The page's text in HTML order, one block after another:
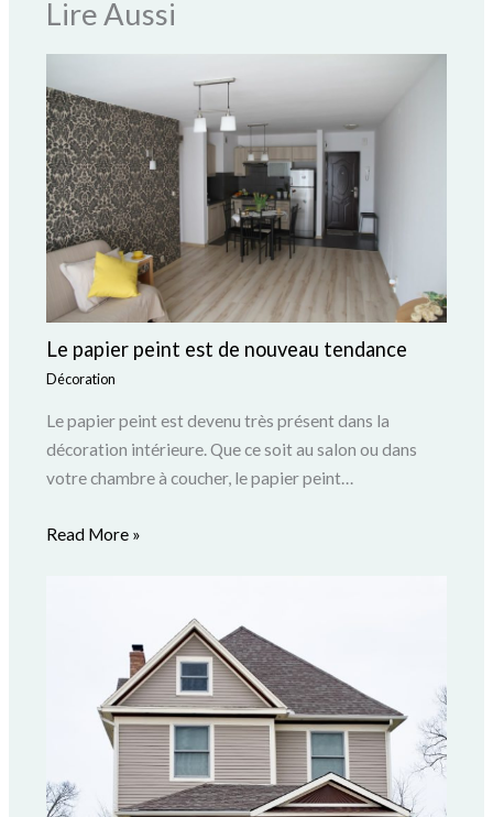
Lire Aussi
Le papier peint est de nouveau tendance
Décoration
Le papier peint est devenu très présent dans la
décoration intérieure. Que ce soit au salon ou dans
votre chambre à coucher, le papier peint…
Read More »